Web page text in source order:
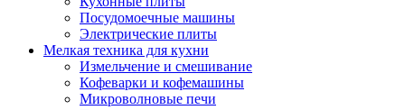
Посудомоечные машины
Электрические плиты
Мелкая техника для кухни
Измельчение и смешивание
Кофеварки и кофемашины
Микроволновые печи